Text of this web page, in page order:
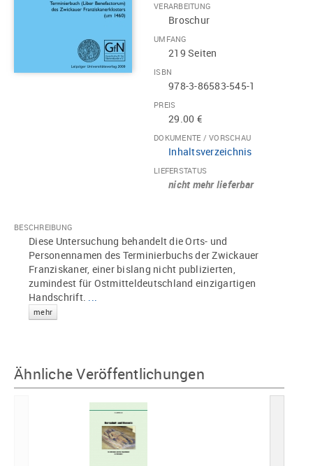
VERARBEITUNG
Broschur
UMFANG
219 Seiten
ISBN
978-3-86583-545-1
PREIS
29.00 €
DOKUMENTE / VORSCHAU
Inhaltsverzeichnis
LIEFERSTATUS
nicht mehr lieferbar
BESCHREIBUNG
Diese Untersuchung behandelt die Orts- und
Personennamen des Terminierbuchs der Zwickauer
Franziskaner, einer bislang nicht publizierten,
zumindest für Ostmitteldeutschland einzigartigen
Handschrift. ...
mehr
Ähnliche Veröffentlichungen